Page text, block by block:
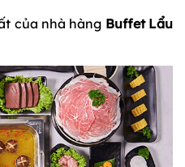
của nhà hàng Buffet Lẩu